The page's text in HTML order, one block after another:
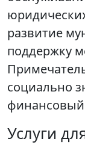
развитие
поддержку
социально
финансовый
Услуги